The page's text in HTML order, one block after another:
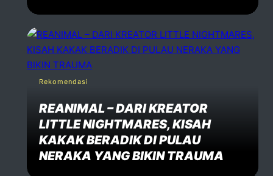
Rekomendasi
REANIMAL – DARI KREATOR
LITTLE NIGHTMARES, KISAH
KAKAK BERADIK DI PULAU
NERAKA YANG BIKIN TRAUMA